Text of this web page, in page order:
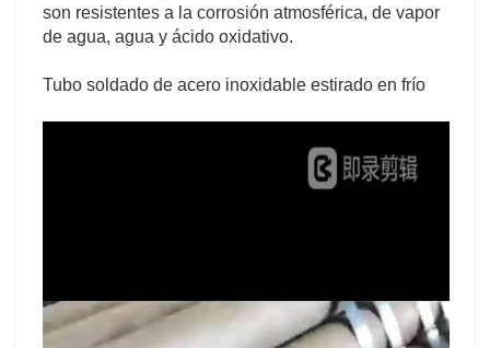
son resistentes a la corrosión atmosférica, de vapor
de agua, agua y ácido oxidativo.
Tubo soldado de acero inoxidable estirado en frío